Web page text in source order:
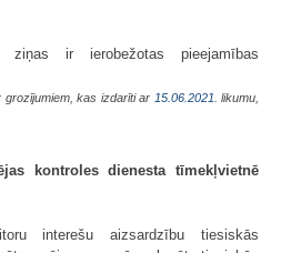
ziņas ir ierobežotas pieejamības
grozījumiem, kas izdarīti ar 15.06.2021 . likumu,
kontroles dienesta tīmekļvietnē
interešu aizsardzību tiesiskās